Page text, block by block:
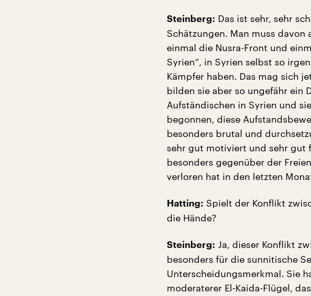
Steinberg: Das ist sehr, sehr
Schätzungen. Man muss
einmal die Nusra-Front und
Syrien“, in Syrien selbst so
Kämpfer haben. Das mag sich
bilden sie aber so ungefähr ein
Aufständischen in Syrien und
begonnen, diese
besonders brutal und
sehr gut motiviert und sehr gut
besonders gegenüber der
verloren hat in den letzten
Hatting: Spielt der Konflikt
die Hände?
Steinberg: Ja, dieser Konflikt
besonders für die sunnitische
Unterscheidungsmerkmal. Sie
moderaterer El-Kaida-Flügel,